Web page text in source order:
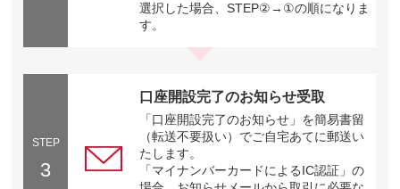
選択した場合、STEP②→①の順になりま
す。
STEP
3
口座開設完了のお知らせ受取
「口座開設完了のお知らせ」を簡易書留
（転送不要扱い）でご自宅あてに郵送い
たします。
「マイナンバーカードによるIC認証」の